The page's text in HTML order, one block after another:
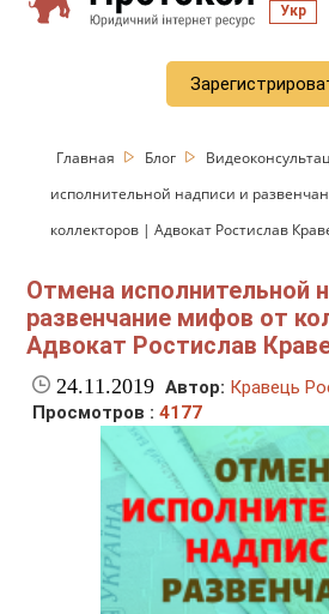
Укр
Главная Блог
исполнительной надписи и
коллекторов | Адвокат Ростислав
Отмена исполнительной
развенчание мифов от
Адвокат Ростислав
24.11.2019 Автор: Кравець
Просмотров :4177